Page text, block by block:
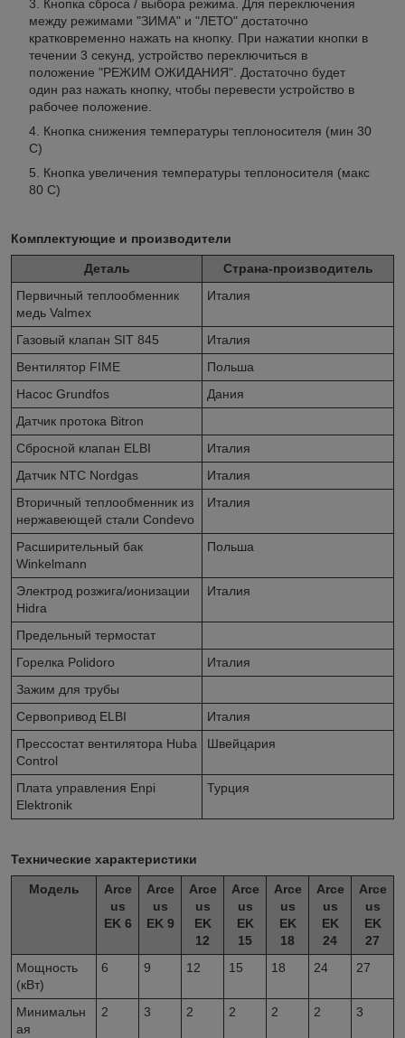
Кнопка сброса / выбора режима. Для переключения
между режимами "ЗИМА" и "ЛЕТО" достаточно
кратковременно нажать на кнопку. При нажатии кнопки в
течении 3 секунд, устройство переключиться в
положение "РЕЖИМ ОЖИДАНИЯ". Достаточно будет
один раз нажать кнопку, чтобы перевести устройство в
рабочее положение.
Кнопка снижения температуры теплоносителя (мин 30
С)
Кнопка увеличения температуры теплоносителя (макс
80 С)
Комплектующие и производители
Деталь
Страна-производитель
Первичный теплообменник
медь Valmex
Италия
Газовый клапан SIT 845
Италия
Вентилятор FIME
Польша
Насос Grundfos
Дания
Датчик протока Bitron
Сбросной клапан ELBI
Италия
Датчик NTC Nordgas
Италия
Вторичный теплообменник из
нержавеющей стали Condevo
Италия
Расширительный бак
Winkelmann
Польша
Электрод розжига/ионизации
Hidra
Италия
Предельный термостат
Горелка Polidoro
Италия
Зажим для трубы
Сервопривод ELBI
Италия
Прессостат вентилятора Huba
Control
Швейцария
Плата управления Enpi
Elektronik
Турция
Технические характеристики
Модель
Arce
us
EK 6
Arce
us
EK 9
Arce
us
EK
12
Arce
us
EK
15
Arce
us
EK
18
Arce
us
EK
24
Arce
us
EK
27
Мощность
(кВт)
6 9 12 15 18 24 27
Минимальн
ая
2 3 2 2 2 2 3